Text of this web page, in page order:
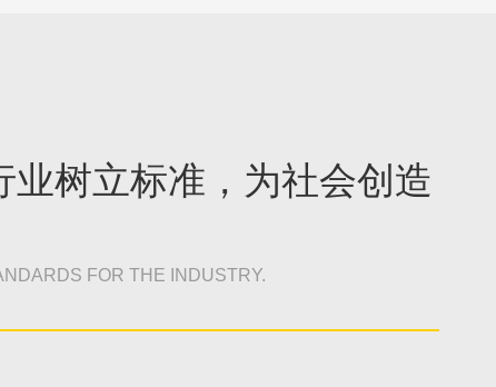
业树立标准，为社会创造
FOR THE INDUSTRY.